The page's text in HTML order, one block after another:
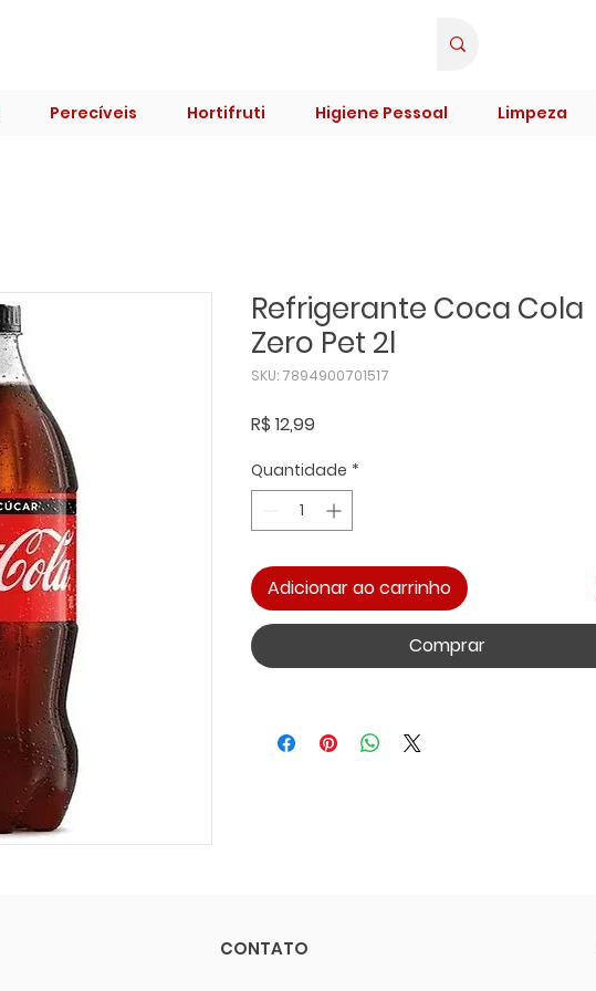
Perecíveis Hortifruti Higiene Pessoal Limpeza
Refrigerante Coca Cola
Zero Pet 2l
SKU: 7894900701517
R$ 12,99Preço
Quantidade *
Adicionar ao carrinho
Comprar
CONTATO